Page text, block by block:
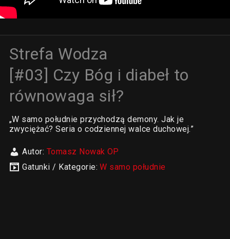
Strefa Wodza
[#03] Czy Bóg i diabeł to
równowaga sił?
„W samo południe przychodzą demony. Jak je
zwyciężać? Seria o codziennej walce duchowej.”
Autor: Tomasz Nowak OP
Gatunki / Kategorie:W samo południe